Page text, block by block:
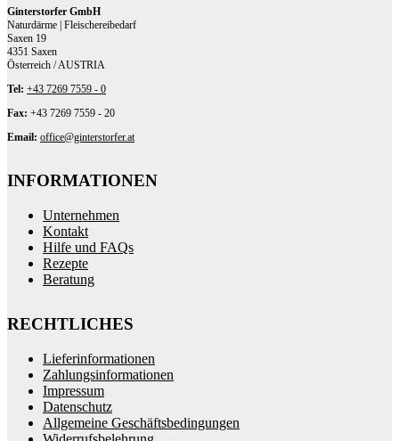
Ginterstorfer GmbH
Naturdärme | Fleischereibedarf
Saxen 19
4351 Saxen
Österreich / AUSTRIA
Tel: +43 7269 7559 - 0
Fax: +43 7269 7559 - 20
Email: office@ginterstorfer.at
INFORMATIONEN
Unternehmen
Kontakt
Hilfe und FAQs
Rezepte
Beratung
RECHTLICHES
Lieferinformationen
Zahlungsinformationen
Impressum
Datenschutz
Allgemeine Geschäftsbedingungen